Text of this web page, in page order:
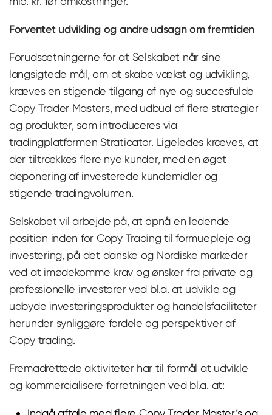
Forventet udvikling og andre udsagn om fremtiden
Forudsætningerne for at Selskabet når sine
langsigtede mål, om at skabe vækst og udvikling,
kræves en stigende tilgang af nye og succesfulde
Copy Trader Masters, med udbud af flere strategier
og produkter, som introduceres via
tradingplatformen Straticator. Ligeledes kræves, at
der tiltrækkes flere nye kunder, med en øget
deponering af investerede kundemidler og
stigende tradingvolumen.
Selskabet vil arbejde på, at opnå en ledende
position inden for Copy Trading til formuepleje og
investering, på det danske og Nordiske markeder
ved at imødekomme krav og ønsker fra private og
professionelle investorer ved bl.a. at udvikle og
udbyde investeringsprodukter og handelsfaciliteter
herunder synliggøre fordele og perspektiver af
Copy trading.
Fremadrettede aktiviteter har til formål at udvikle
og kommercialisere forretningen ved bl.a. at: